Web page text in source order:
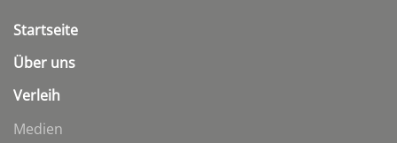
Startseite
Über uns
Verleih
Medien